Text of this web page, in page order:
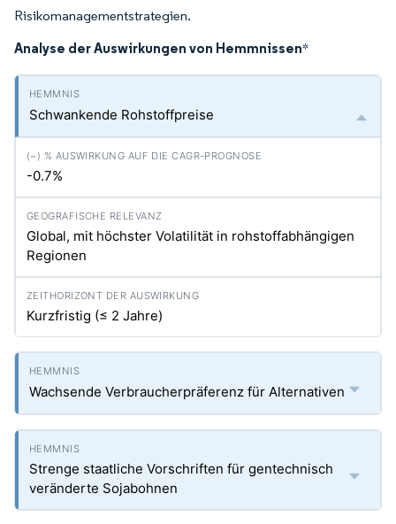
Risikomanagementstrategien.
Analyse der Auswirkungen von Hemmnissen*
Schwankende Rohstoffpreise
-0.7%
Global, mit höchster Volatilität in rohstoffabhängigen
Regionen
Kurzfristig (≤ 2 Jahre)
Wachsende Verbraucherpräferenz für Alternativen
Strenge staatliche Vorschriften für gentechnisch
veränderte Sojabohnen